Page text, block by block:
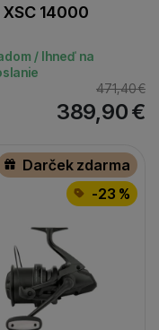
14000
/ Ihneď na
471,40€
389,90€
Darček zdarma
-23 %